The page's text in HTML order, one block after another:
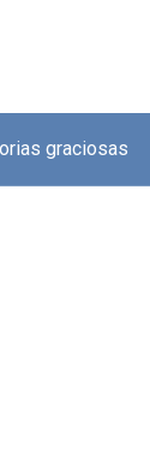
graciosas